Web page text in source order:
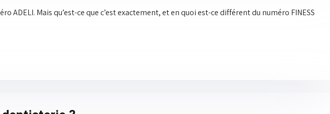
Mais qu’est-ce que c’est exactement, et en quoi est-ce différent du numéro FINESS